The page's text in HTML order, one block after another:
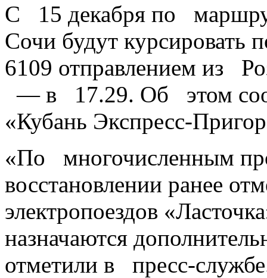
С 15 декабря по
Сочи будут
6109 отправлением из
— в 17.29. Об этом
«Кубань
«По многочисленным
восстановлении ранее
электропоездов
назначаются
отметили в